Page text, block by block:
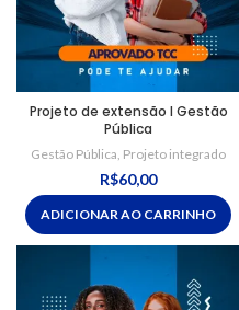
Projeto de extensão I Gestão
Pública
Gestão Pública, Projeto integrado
R$60,00
ADICIONAR AO CARRINHO